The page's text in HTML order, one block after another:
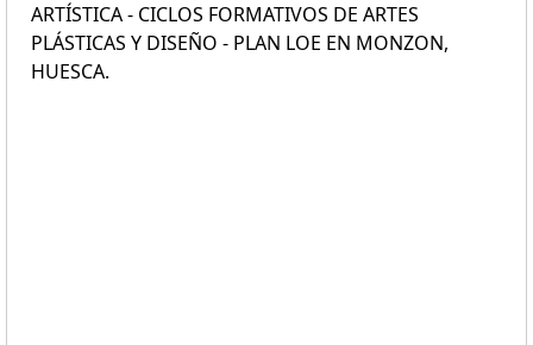
ARTÍSTICA - CICLOS FORMATIVOS DE ARTES
PLÁSTICAS Y DISEÑO - PLAN LOE EN MONZON,
HUESCA.